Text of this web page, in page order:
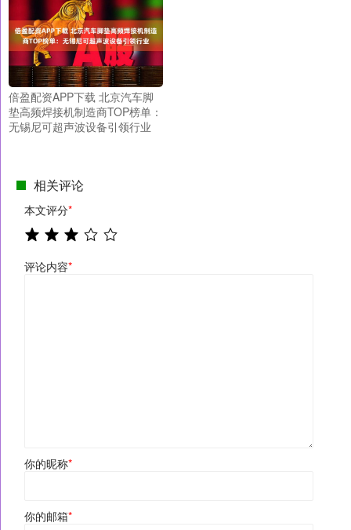
倍盈配资APP下载 北京汽车脚
垫高频焊接机制造商TOP榜单：
无锡尼可超声波设备引领行业
相关评论
本文评分*
评论内容*
你的昵称*
你的邮箱*